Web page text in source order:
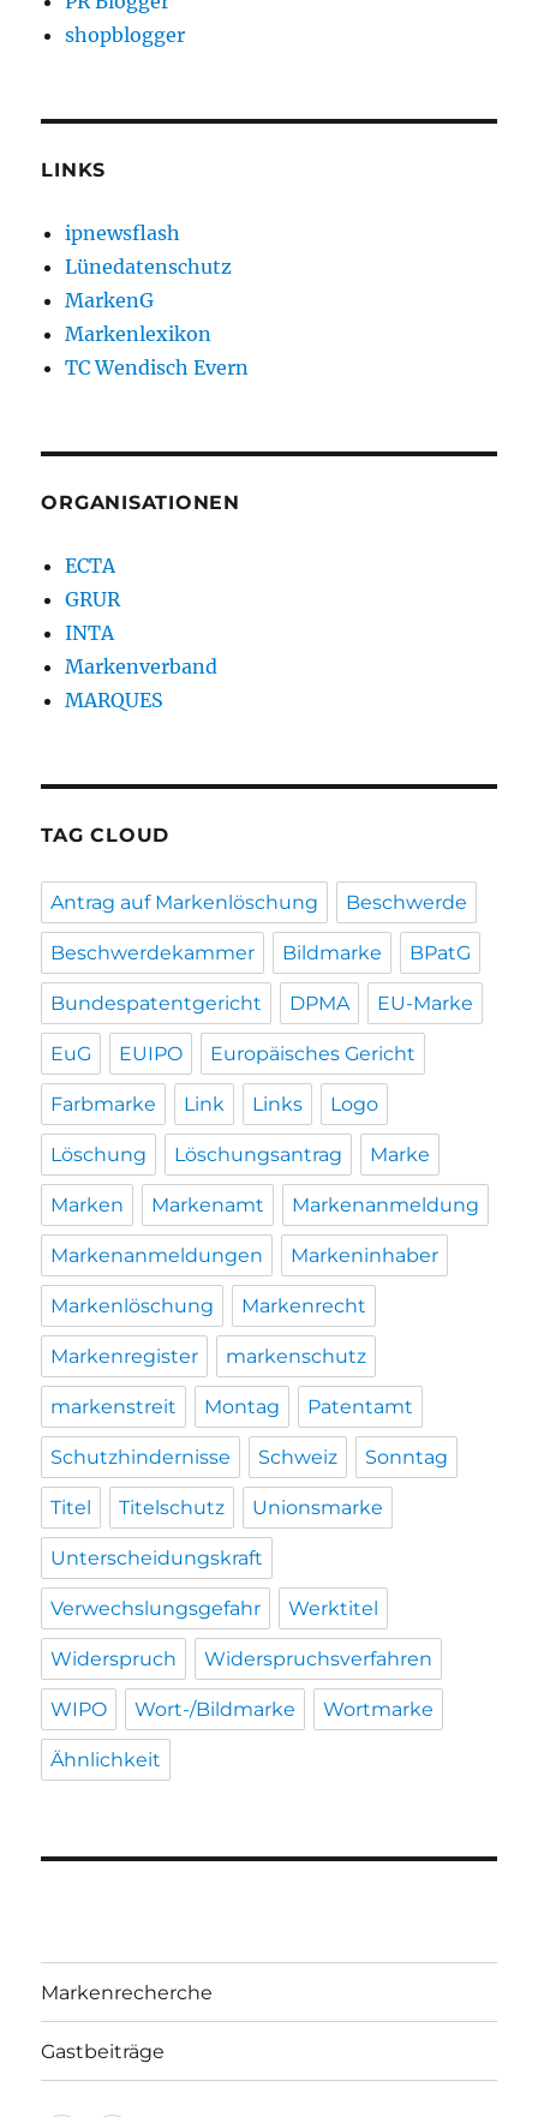
shopblogger
LINKS
ipnewsflash
Lünedatenschutz
MarkenG
Markenlexikon
TC Wendisch Evern
ORGANISATIONEN
ECTA
GRUR
INTA
Markenverband
MARQUES
TAG CLOUD
Antrag auf Markenlöschung Beschwerde
Beschwerdekammer Bildmarke BPatG
Bundespatentgericht DPMA EU-Marke
EuG EUIPO Europäisches Gericht
Farbmarke Link Links Logo
Löschung Löschungsantrag Marke
Marken Markenamt Markenanmeldung
Markenanmeldungen Markeninhaber
Markenlöschung Markenrecht
Markenregister markenschutz
markenstreit Montag Patentamt
Schutzhindernisse Schweiz Sonntag
Titel Titelschutz Unionsmarke
Unterscheidungskraft
Verwechslungsgefahr Werktitel
Widerspruch Widerspruchsverfahren
WIPO Wort-/Bildmarke Wortmarke
Ähnlichkeit
Markenrecherche
Gastbeiträge